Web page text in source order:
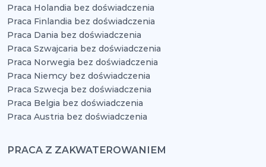
Praca Holandia bez doświadczenia
Praca Finlandia bez doświadczenia
Praca Dania bez doświadczenia
Praca Szwajcaria bez doświadczenia
Praca Norwegia bez doświadczenia
Praca Niemcy bez doświadczenia
Praca Szwecja bez doświadczenia
Praca Belgia bez doświadczenia
Praca Austria bez doświadczenia
PRACA Z ZAKWATEROWANIEM